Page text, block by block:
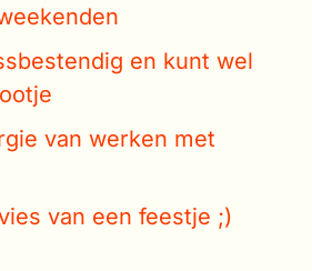
en kunt wel
van werken met
van een feestje ;)